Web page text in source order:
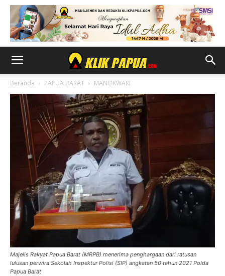
Beranda PAPUA BARAT MANOKWARI
Majelis Rakyat Papua Barat (MRPB) menerima penghargaan dari ratusan
lulusan perwira Sekolah Inspektur Polisi (SIP) angkatan 50 tahun 2021 Polda
Papua Barat